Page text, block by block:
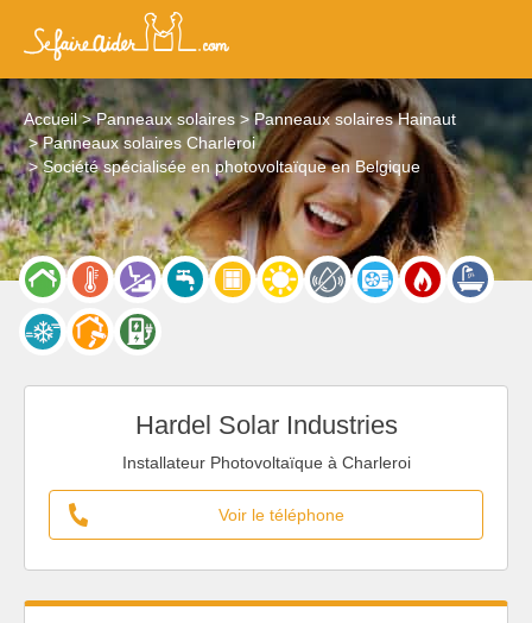
Accueil Panneaux solaires
Panneaux solaires Hainaut
Panneaux solaires Charleroi
Société spécialisée en photovoltaïque en Belgique
Hardel Solar Industries
Installateur Photovoltaïque à Charleroi
Voir le téléphone